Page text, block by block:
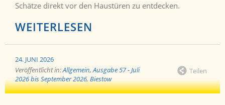
Schätze direkt vor den Haustüren zu entdecken.
WEITERLESEN
24. JUNI 2026
Veröffentlicht in:Allgemein,Ausgabe 57 - Juli
2026 bis September 2026,Biestow
Teilen